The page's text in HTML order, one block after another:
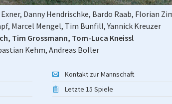
Danny Hendrischke, Bardo Raab, Florian
Marcel Mengel, Tim Bunfill, Yannick Kreuzer
Tim Grossmann, Tom-Luca Kneissl
Kehm, Andreas Boller
Kontakt zur Mannschaft
Letzte 15 Spiele